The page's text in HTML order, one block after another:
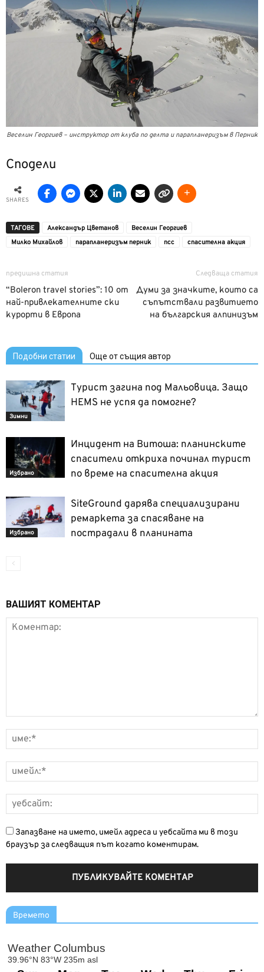
Веселин Георгиев – инструктор от клуба по делта и парапланеризъм в Перник
Сподели
SHARES
ТАГОВЕ Александър Цветанов
Веселин Георгиев
Милко Михайлов
парапланеризъм перник псс спасителна акция
предишна статия
“Boleron travel stories”: 10 от
най-привлекателните ски
курорти в Европа
Следваща статия
Думи за значките, които са
съпътствали развитието
на българския алпинизъм
Подобни статии Още от същия автор
Зимни
Турист загина под Мальовица. Защо
HEMS не успя да помогне?
Избрано
Инцидент на Витоша: планинските
спасители откриха починал турист
по време на спасителна акция
Избрано
SiteGround дарява специализирани
ремаркета за спасяване на
пострадали в планината
ВАШИЯТ КОМЕНТАР
Запазване на името, имейл адреса и уебсайта ми в този
браузър за следващия път когато коментирам.
Времето